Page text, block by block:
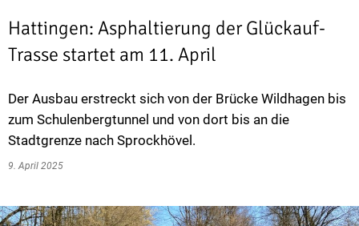
Hattingen: Asphaltierung der Glückauf-
Trasse startet am 11. April
Der Ausbau erstreckt sich von der Brücke Wildhagen bis
zum Schulenbergtunnel und von dort bis an die
Stadtgrenze nach Sprockhövel.
9. April 2025